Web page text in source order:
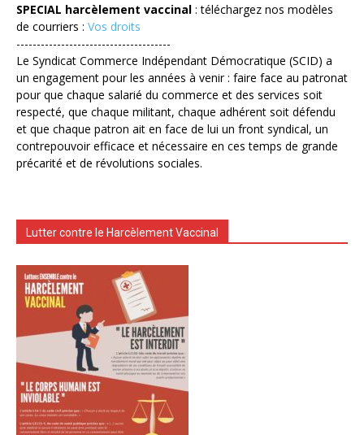
SPECIAL harcèlement vaccinal : téléchargez nos modèles
de courriers : Vos droits
--------------------------------------
Le Syndicat Commerce Indépendant Démocratique (SCID) a
un engagement pour les années à venir : faire face au patronat
pour que chaque salarié du commerce et des services soit
respecté, que chaque militant, chaque adhérent soit défendu
et que chaque patron ait en face de lui un front syndical, un
contrepouvoir efficace et nécessaire en ces temps de grande
précarité et de révolutions sociales.
Lutter contre le Harcèlement Vaccinal